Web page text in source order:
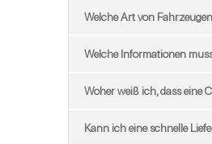
Welche Art von
Welche Informationen
Woher weiß ich, dass eine
Kann ich eine schnelle